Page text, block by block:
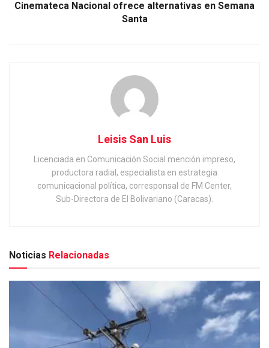
Cinemateca Nacional ofrece alternativas en Semana
Santa
Leisis San Luis
Licenciada en Comunicación Social mención impreso,
productora radial, especialista en estrategia
comunicacional política, corresponsal de FM Center,
Sub-Directora de El Bolivariano (Caracas).
Noticias Relacionadas